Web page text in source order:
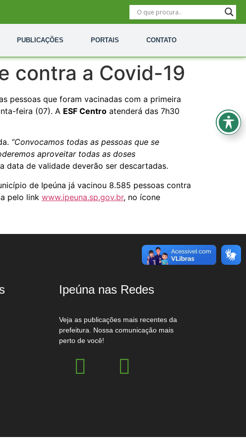
PUBLICAÇÕES PORTAIS CONTATO
contra a Covid-19
pessoas que foram vacinadas com a primeira
feira (07). A ESF Centro atenderá das 7h30
“Convocamos todas as pessoas que se
aproveitar todas as doses
data de validade deverão ser descartadas.
de Ipeúna já vacinou 8.585 pessoas contra
pelo link www.ipeuna.sp.gov.br, no ícone
Ipeúna nas Redes
Veja as publicações mais recentes da
prefeitura. Nossa comunicação mais
perto de você!